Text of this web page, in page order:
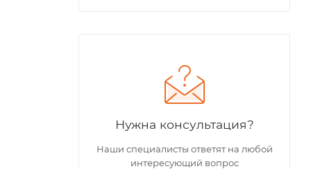
Нужна консультация?
Наши специалисты ответят на любой
интересующий вопрос